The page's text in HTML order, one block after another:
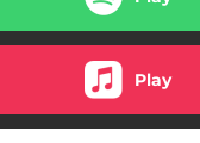
Play